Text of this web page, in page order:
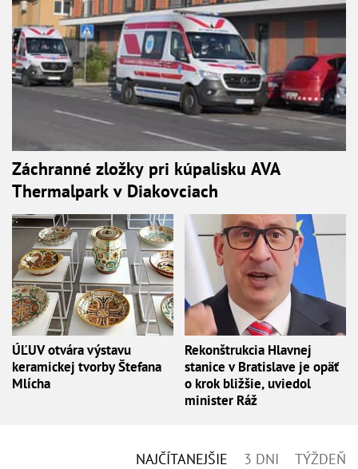
Záchranné zložky pri kúpalisku AVA
Thermalpark v Diakovciach
ÚĽUV otvára výstavu
keramickej tvorby Štefana
Mlícha
Rekonštrukcia Hlavnej
stanice v Bratislave je opäť
o krok bližšie, uviedol
minister Ráž
NAJČÍTANEJŠIE 3 DNI TÝŽDEŇ